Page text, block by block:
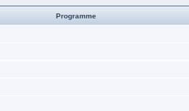
Programme